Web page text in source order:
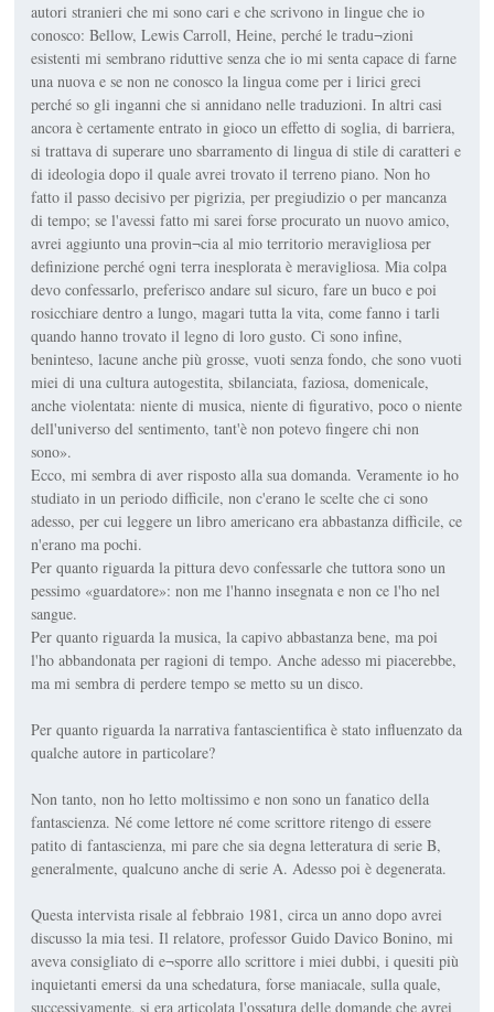
autori stranieri che mi sono cari e che scrivono in lingue che io
conosco: Bellow, Lewis Carroll, Heine, perché le tradu¬zioni
esistenti mi sembrano riduttive senza che io mi senta capace di farne
una nuova e se non ne conosco la lingua come per i lirici greci
perché so gli inganni che si annidano nelle traduzioni. In altri casi
ancora è certamente entrato in gioco un effetto di soglia, di barriera,
si trattava di superare uno sbarramento di lingua di stile di caratteri e
di ideologia dopo il quale avrei trovato il terreno piano. Non ho
fatto il passo decisivo per pigrizia, per pregiudizio o per mancanza
di tempo; se l'avessi fatto mi sarei forse procurato un nuovo amico,
avrei aggiunto una provin¬cia al mio territorio meravigliosa per
definizione perché ogni terra inesplorata è meravigliosa. Mia colpa
devo confessarlo, preferisco andare sul sicuro, fare un buco e poi
rosicchiare dentro a lungo, magari tutta la vita, come fanno i tarli
quando hanno trovato il legno di loro gusto. Ci sono infine,
beninteso, lacune anche più grosse, vuoti senza fondo, che sono vuoti
miei di una cultura autogestita, sbilanciata, faziosa, domenicale,
anche violentata: niente di musica, niente di figurativo, poco o niente
dell'universo del sentimento, tant'è non potevo fingere chi non
sono».
Ecco, mi sembra di aver risposto alla sua domanda. Veramente io ho
studiato in un periodo difficile, non c'erano le scelte che ci sono
adesso, per cui leggere un libro americano era abbastanza difficile, ce
n'erano ma pochi.
Per quanto riguarda la pittura devo confessarle che tuttora sono un
pessimo «guardatore»: non me l'hanno insegnata e non ce l'ho nel
sangue.
Per quanto riguarda la musica, la capivo abbastanza bene, ma poi
l'ho abbandonata per ragioni di tempo. Anche adesso mi piacerebbe,
ma mi sembra di perdere tempo se metto su un disco.
Per quanto riguarda la narrativa fantascientifica è stato influenzato da
qualche autore in particolare?
Non tanto, non ho letto moltissimo e non sono un fanatico della
fantascienza. Né come lettore né come scrittore ritengo di essere
patito di fantascienza, mi pare che sia degna letteratura di serie B,
generalmente, qualcuno anche di serie A. Adesso poi è degenerata.
Questa intervista risale al febbraio 1981, circa un anno dopo avrei
discusso la mia tesi. Il relatore, professor Guido Davico Bonino, mi
aveva consigliato di e¬sporre allo scrittore i miei dubbi, i quesiti più
inquietanti emersi da una schedatura, forse maniacale, sulla quale,
successivamente, si era articolata l'ossatura delle domande che avrei